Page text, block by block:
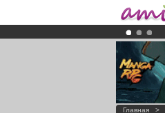
Главная >